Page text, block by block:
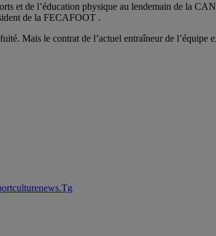
et de l’éducation physique au lendemain de la
de la FECAFOOT .
Mais le contrat de l’actuel entraîneur de l’équipe